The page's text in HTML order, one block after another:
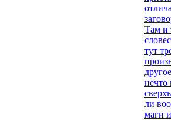
Там и
тут
нечто
ли
маги